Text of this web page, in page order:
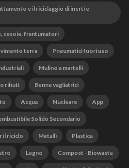
e il riciclaggio di inerti e
cesoie, frantumatori
terra Pneumatici fuori uso
Mulino a martelli
rifiuti Benne vagliatrici
Acqua Nucleare App
Solido Secondario
il riciclo Metalli Plastica
Legno Compost - Biowaste